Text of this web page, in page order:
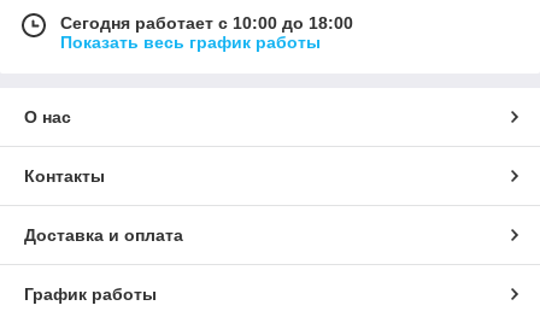
Сегодня работает с 10:00 до 18:00
Показать весь график работы
О нас
Контакты
Доставка и оплата
График работы